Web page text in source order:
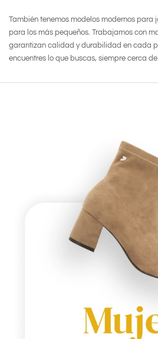
También tenemos modelos modernos para
para los más pequeños. Trabajamos con
garantizan calidad y durabilidad en cada
encuentres lo que buscas, siempre cerca de